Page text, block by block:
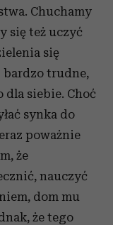
Chuchamy
się też uczyć
się
bardzo trudne,
dla siebie. Choć
synka do
poważnie
że
nauczyć
dom mu
że tego